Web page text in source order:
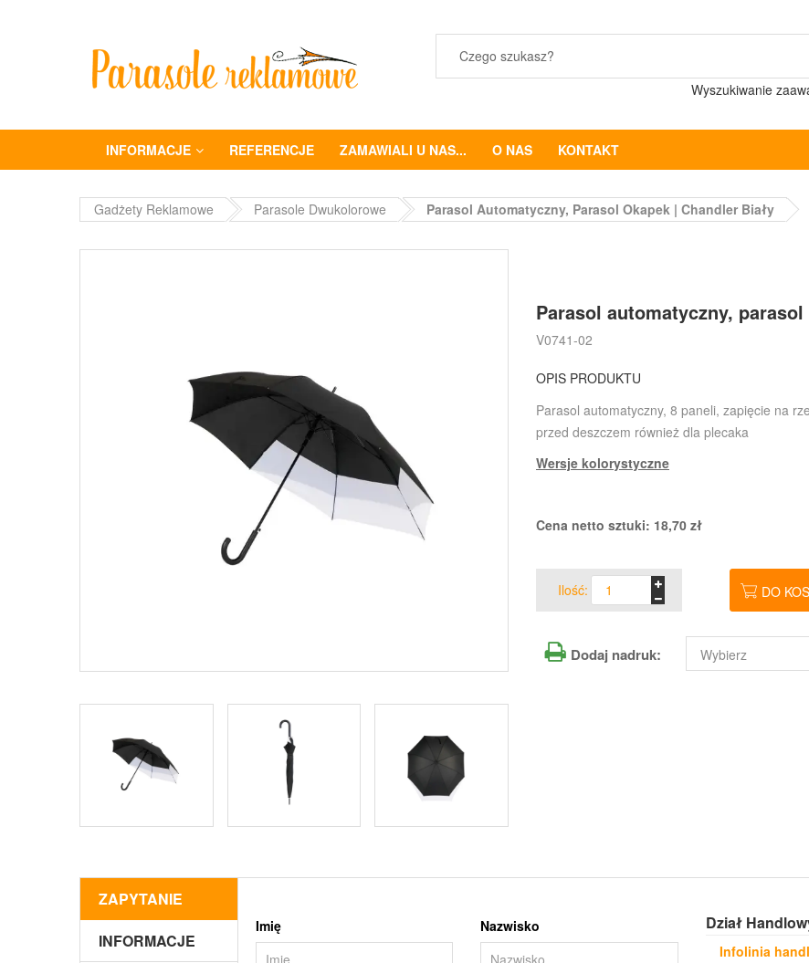
Wyszukiwanie
INFORMACJE REFERENCJE ZAMAWIALI U NAS... O NAS KONTAKT
Gadżety Reklamowe Parasole Dwukolorowe Parasol Automatyczny, Parasol Okapek | Chandler Biały
Parasol automatyczny,
V0741-02
OPIS PRODUKTU
Parasol automatyczny, 8 paneli, zapięcie na
przed deszczem również dla plecaka
Wersje kolorystyczne
Cena netto sztuki: 18,70 zł
Ilość: DO
Dodaj nadruk:
ZAPYTANIE
INFORMACJE
Imię Nazwisko Dział
Infolinia